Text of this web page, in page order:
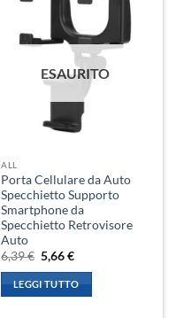
ESAURITO
ALL
Porta Cellulare da Auto
Specchietto Supporto
Smartphone da
Specchietto Retrovisore
Auto
6,39€ Il
prezzo
originale
era:
6,39 €.
5,66€Il
attuale
è:
5,66 €.
LEGGI TUTTO